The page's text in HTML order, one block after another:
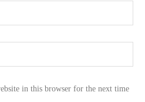
in this browser for the next time